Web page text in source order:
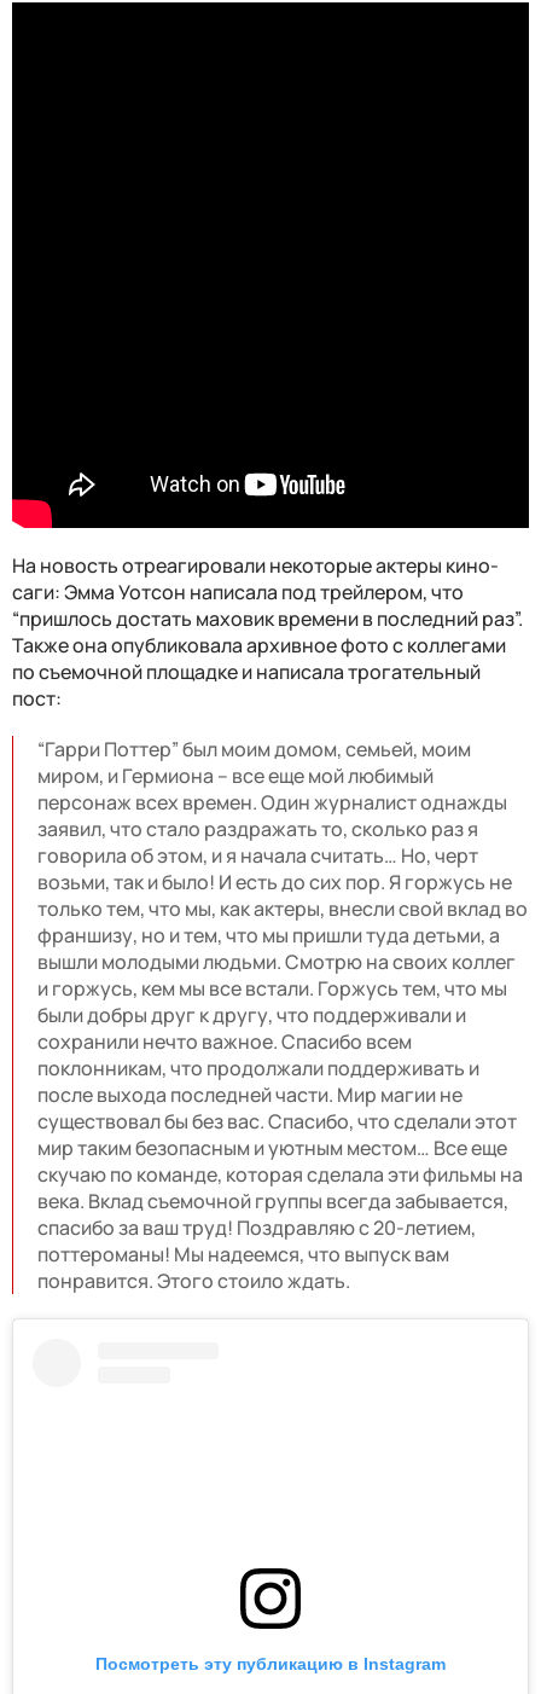
На новость отреагировали некоторые актеры кино-
саги: Эмма Уотсон написала под трейлером, что
“пришлось достать маховик времени в последний раз”.
Также она опубликовала архивное фото с коллегами
по съемочной площадке и написала трогательный
пост:
“Гарри Поттер” был моим домом, семьей, моим
миром, и Гермиона – все еще мой любимый
персонаж всех времен. Один журналист однажды
заявил, что стало раздражать то, сколько раз я
говорила об этом, и я начала считать… Но, черт
возьми, так и было! И есть до сих пор. Я горжусь не
только тем, что мы, как актеры, внесли свой вклад во
франшизу, но и тем, что мы пришли туда детьми, а
вышли молодыми людьми. Смотрю на своих коллег
и горжусь, кем мы все встали. Горжусь тем, что мы
были добры друг к другу, что поддерживали и
сохранили нечто важное. Спасибо всем
поклонникам, что продолжали поддерживать и
после выхода последней части. Мир магии не
существовал бы без вас. Спасибо, что сделали этот
мир таким безопасным и уютным местом… Все еще
скучаю по команде, которая сделала эти фильмы на
века. Вклад съемочной группы всегда забывается,
спасибо за ваш труд! Поздравляю с 20-летием,
поттероманы! Мы надеемся, что выпуск вам
понравится. Этого стоило ждать.
Посмотреть эту публикацию в Instagram